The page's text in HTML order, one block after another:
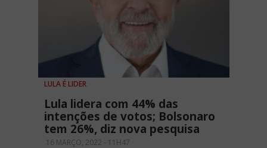
LULA É LIDER
Lula lidera com 44% das
intenções de votos; Bolsonaro
tem 26%, diz nova pesquisa
16 MARÇO, 2022 - 11H47